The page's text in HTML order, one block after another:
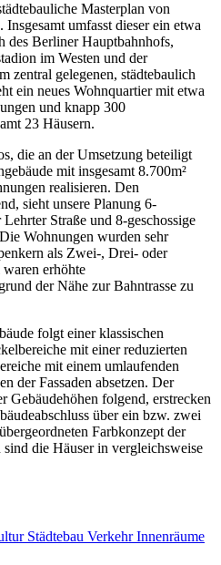
Masterplan von
umfasst dieser ein etwa
des Berliner Hauptbahnhofs,
im Westen und der
zentral gelegenen, städtebaulich
ein neues Wohnquartier mit etwa
und knapp 300
23 Häusern.
die an der Umsetzung beteiligt
mit insgesamt 8.700m²
realisieren. Den
sieht unsere Planung 6-
Straße und 8-geschossige
Wohnungen wurden sehr
als Zwei-, Drei- oder
erhöhte
der Nähe zur Bahntrasse zu
folgt einer klassischen
mit einer reduzierten
mit einem umlaufenden
der Fassaden absetzen. Der
Gebäudehöhen folgend, erstrecken
über ein bzw. zwei
Farbkonzept der
die Häuser in vergleichsweise
Städtebau VerkehrInnenräume